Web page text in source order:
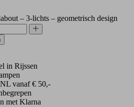
– 3-lichts – geometrisch design
in Rijssen
vanaf € 50,-
met Klarna